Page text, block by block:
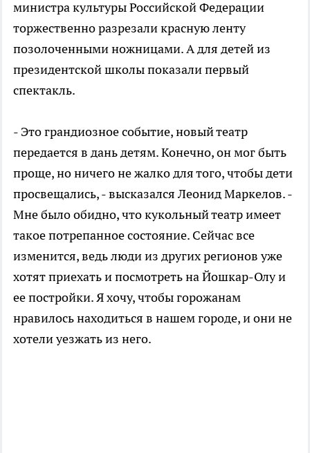
министра культуры Российской Федерации
торжественно разрезали красную ленту
позолоченными ножницами. А для детей из
президентской школы показали первый
спектакль.
- Это грандиозное событие, новый театр
передается в дань детям. Конечно, он мог быть
проще, но ничего не жалко для того, чтобы дети
просвещались, - высказался Леонид Маркелов. -
Мне было обидно, что кукольный театр имеет
такое потрепанное состояние. Сейчас все
изменится, ведь люди из других регионов уже
хотят приехать и посмотреть на Йошкар-Олу и
ее постройки. Я хочу, чтобы горожанам
нравилось находиться в нашем городе, и они не
хотели уезжать из него.